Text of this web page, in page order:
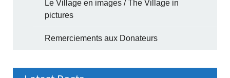
Le Village en images / The Village in
pictures
Remerciements aux Donateurs